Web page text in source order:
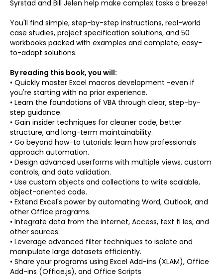
Syrstad and Bill Jelen help make complex tasks a breeze!
You'll find simple, step-by-step instructions, real-world
case studies, project specification solutions, and 50
workbooks packed with examples and complete, easy-
to-adapt solutions.
By reading this book, you will:
• Quickly master Excel macros development -even if
you're starting with no prior experience.
• Learn the foundations of VBA through clear, step-by-
step guidance.
• Gain insider techniques for cleaner code, better
structure, and long-term maintainability.
• Go beyond how-to tutorials: learn how professionals
approach automation.
• Design advanced userforms with multiple views, custom
controls, and data validation.
• Use custom objects and collections to write scalable,
object-oriented code.
• Extend Excel's power by automating Word, Outlook, and
other Office programs.
• Integrate data from the internet, Access, text fi les, and
other sources.
• Leverage advanced filter techniques to isolate and
manipulate large datasets efficiently.
• Share your programs using Excel Add-ins (XLAM), Office
Add-ins (Office.js), and Office Scripts